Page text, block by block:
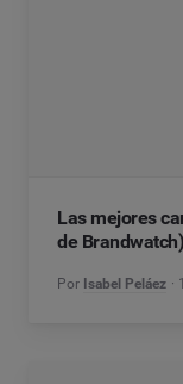
Las mejores
de Brandwatch)
Por Isabel Peláez